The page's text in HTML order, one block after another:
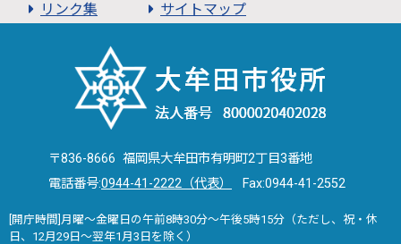
リンク集
サイトマップ
〒836-8666 福岡県大牟田市有明町2丁目3番地
電話番号:0944-41-2222（代表） Fax:0944-41-2552
[開庁時間]月曜～金曜日の午前8時30分～午後5時15分（ただし、祝・休
日、12月29日～翌年1月3日を除く）